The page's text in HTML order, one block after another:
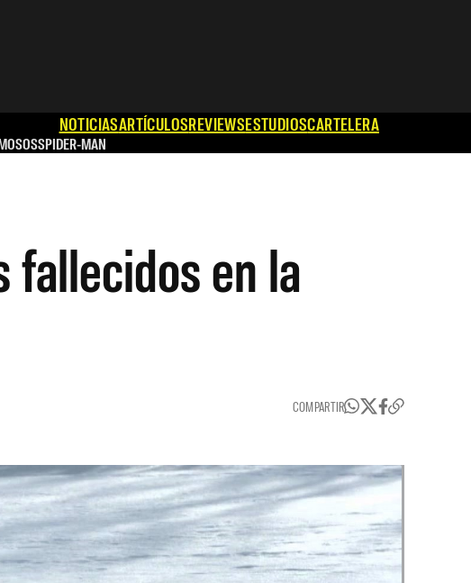
NOTICIASARTÍCULOSREVIEWSESTUDIOSCARTELERA
SPIDER-MAN
en la
COMPARTIR